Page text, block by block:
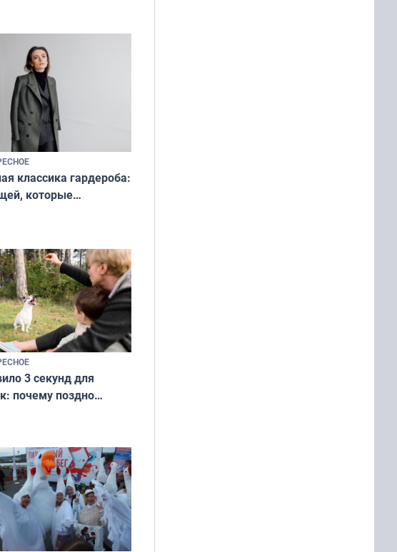
классика гардероба:
которые
в любой сезон
3 секунд для
почему поздно
всё сразу и без